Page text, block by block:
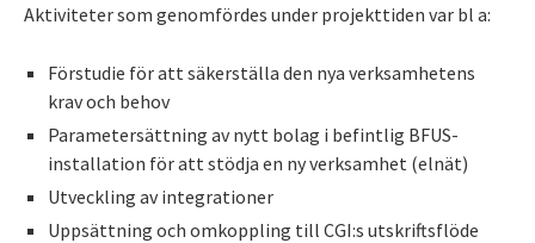
Aktiviteter som genomfördes under projekttiden var bl a:
Förstudie för att säkerställa den nya verksamhetens
krav och behov
Parametersättning av nytt bolag i befintlig BFUS-
installation för att stödja en ny verksamhet (elnät)
Utveckling av integrationer
Uppsättning och omkoppling till CGI:s utskriftsflöde